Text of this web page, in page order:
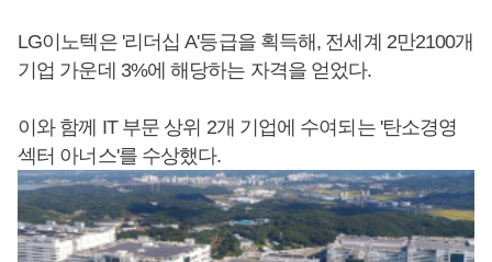
LG이노텍은 '리더십 A'등급을 획득해, 전세계 2만2100개
기업 가운데 3%에 해당하는 자격을 얻었다.
이와 함께 IT 부문 상위 2개 기업에 수여되는 '탄소경영
섹터 아너스'를 수상했다.